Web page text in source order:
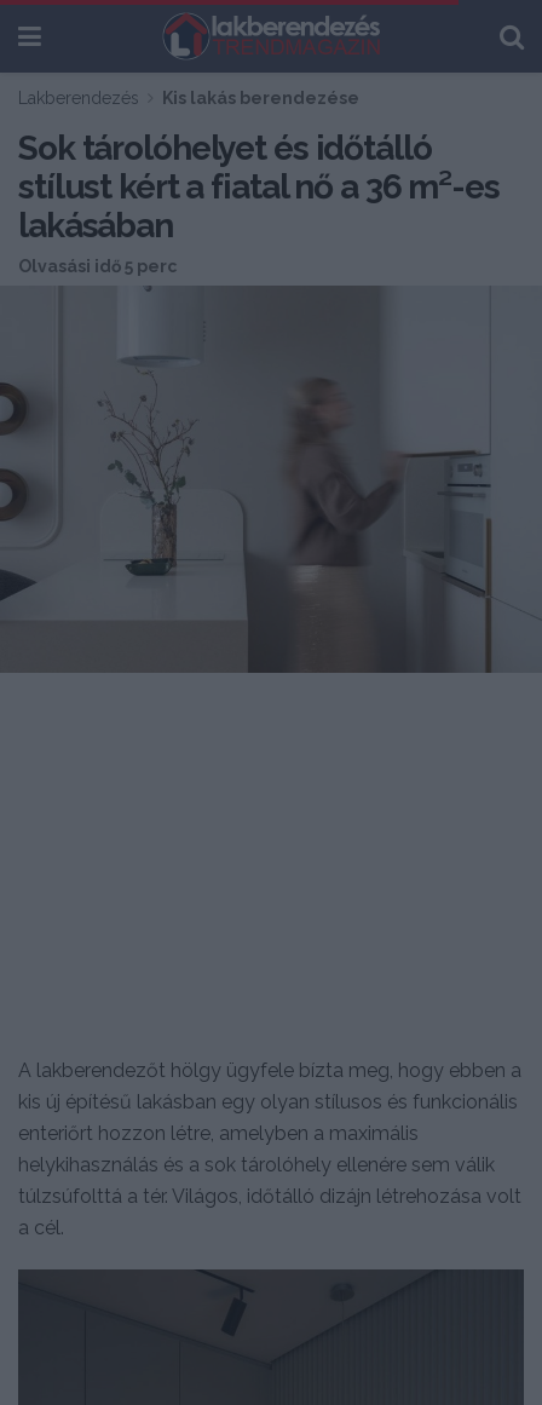
Lakberendezés Kis lakás berendezése
Sok tárolóhelyet és időtálló
stílust kért a fiatal nő a 36 m²-es
lakásában
Olvasási idő 5 perc
A lakberendezőt hölgy ügyfele bízta meg, hogy ebben a
kis új építésű lakásban egy olyan stílusos és funkcionális
enteriőrt hozzon létre, amelyben a maximális
helykihasználás és a sok tárolóhely ellenére sem válik
túlzsúfolttá a tér. Világos, időtálló dizájn létrehozása volt
a cél.